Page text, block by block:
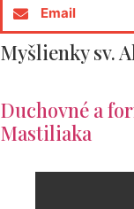
Email
Myšlienky sv.
Duchovné a
Mastiliaka